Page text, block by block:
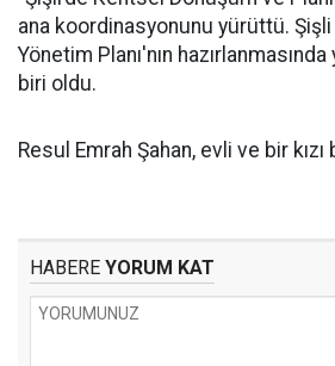
ana koordinasyonunu yürüttü.
Yönetim Planı'nın
biri oldu.
Resul Emrah Şahan, evli ve bir kızı
HABERE YORUM KAT